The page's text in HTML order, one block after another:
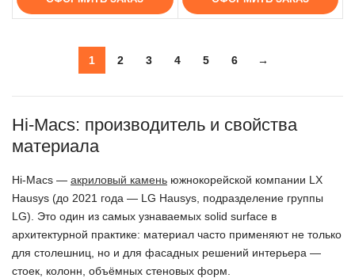
1 2 3 4 5 6 →
Hi-Macs: производитель и свойства
материала
Hi-Macs — акриловый камень южнокорейской компании LX
Hausys (до 2021 года — LG Hausys, подразделение группы
LG). Это один из самых узнаваемых solid surface в
архитектурной практике: материал часто применяют не только
для столешниц, но и для фасадных решений интерьера —
стоек, колонн, объёмных стеновых форм.